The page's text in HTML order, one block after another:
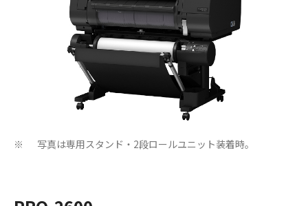
※ 写真は専用スタンド・2段ロールユニット装着時。